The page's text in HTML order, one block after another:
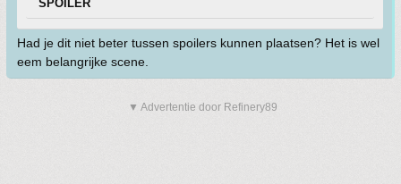
SPOILER
Had je dit niet beter tussen spoilers kunnen plaatsen? Het is wel
eem belangrijke scene.
▼ Advertentie door Refinery89